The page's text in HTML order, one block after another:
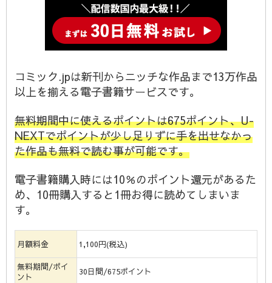
コミック.jpは新刊からニッチな作品まで13万作品
以上を揃える電子書籍サービスです。
無料期間中に使えるポイントは675ポイント、U-
NEXTでポイントが少し足りずに手を出せなかっ
た作品も無料で読む事が可能です。
電子書籍購入時には10％のポイント還元があるた
め、10冊購入すると1冊お得に読めてしまいま
す。
月額料金 1,100円(税込)
無料期間/ポイ
ント
30日間/675ポイント